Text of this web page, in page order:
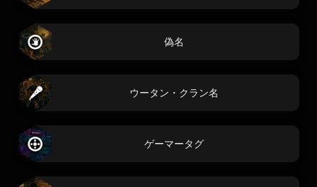
偽名
ウータン・クラン名
ゲーマータグ